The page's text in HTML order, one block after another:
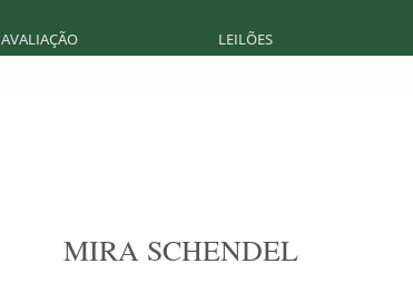
AVALIAÇÃO LEILÕES
MIRA SCHENDEL